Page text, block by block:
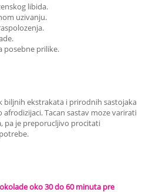
libida.
uzivanju.
posebne prilike.
biljnih ekstrakata i prirodnih sastojaka
Tacan sastav moze varirati
pa je preporucljivo procitati
oko 30 do 60 minuta pre